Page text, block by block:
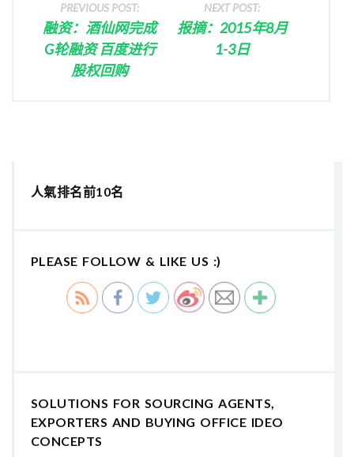
PREVIOUS POST:
融资：酒仙网完成
G轮融资 百度进行
股权回购
NEXT POST:
报摘：2015年8月
1-3日
人氣排名前10名
PLEASE FOLLOW & LIKE US :)
SOLUTIONS FOR SOURCING AGENTS,
EXPORTERS AND BUYING OFFICE IDEO
CONCEPTS